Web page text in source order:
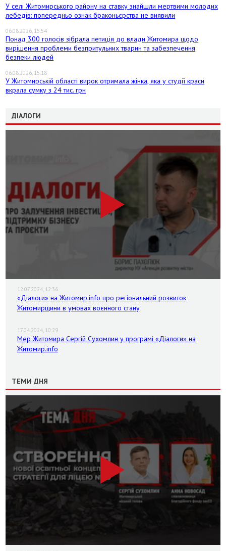
У селі Житомирського району на ставку знайшли мертвими молодих
лебедів: попередньо ознак браконьєрства не виявили
06.08.2026, 15:54
Понад 300 голосів зібрала петиція до влади Житомира щодо
вирішення проблеми безпритульних тварин та забезпечення
безпеки людей
06.08.2026, 15:18
У Житомирській області вирок отримала жінка, яка у студії краси
вкрала сумку з 24 тис. грн
ДІАЛОГИ
12.07.2024, 12:36
«Діалоги» на Житомир.info про регіональний розвиток
Житомирщини в умовах воєнного стану
17.04.2024, 10:29
Мер Житомира Сергій Сухомлин у програмі «Діалоги» на
Житомир.info
ТЕМИ ДНЯ